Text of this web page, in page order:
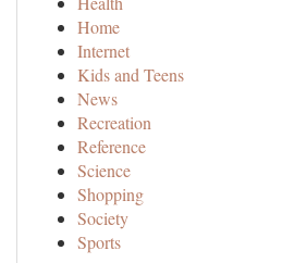
Home
Internet
Kids and Teens
News
Recreation
Reference
Science
Shopping
Society
Sports